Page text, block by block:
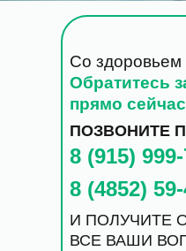
Со здоровьем
Обратитесь
прямо
ПОЗВОНИТЕ
И ПОЛУЧИТЕ
ВСЕ ВАШИ
8 (915)
8 (4852)